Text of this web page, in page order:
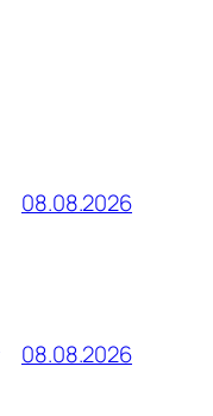
08.08.2026
08.08.2026